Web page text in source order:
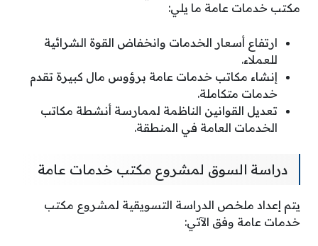
مكتب خدمات عامة ما يلي:
ارتفاع أسعار الخدمات وانخفاض القوة الشرائية
للعملاء.
إنشاء مكاتب خدمات عامة برؤوس مال كبيرة تقدم
خدمات متكاملة.
تعديل القوانين الناظمة لممارسة أنشطة مكاتب
الخدمات العامة في المنطقة.
دراسة السوق لمشروع مكتب خدمات عامة
يتم إعداد ملخص الدراسة التسويقية لمشروع مكتب
خدمات عامة وفق الآتي: